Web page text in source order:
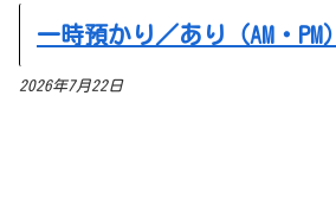
一時預かり／あり（AM・PM）
2026年7月22日